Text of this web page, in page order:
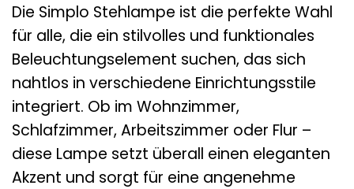
Die Simplo Stehlampe ist die perfekte Wahl
für alle, die ein stilvolles und funktionales
Beleuchtungselement suchen, das sich
nahtlos in verschiedene Einrichtungsstile
integriert. Ob im Wohnzimmer,
Schlafzimmer, Arbeitszimmer oder Flur –
diese Lampe setzt überall einen eleganten
Akzent und sorgt für eine angenehme